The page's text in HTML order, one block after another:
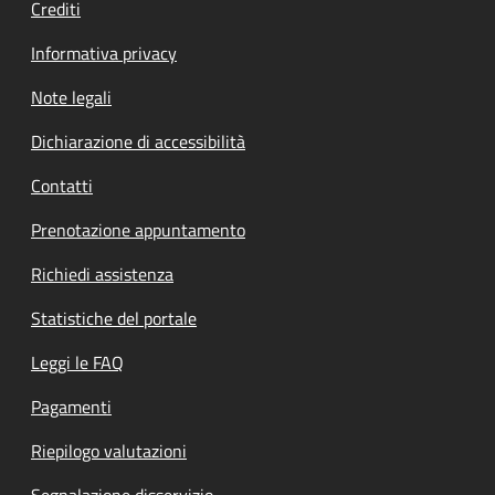
Crediti
Informativa privacy
Note legali
Dichiarazione di accessibilità
Contatti
Prenotazione appuntamento
Richiedi assistenza
Statistiche del portale
Leggi le FAQ
Pagamenti
Riepilogo valutazioni